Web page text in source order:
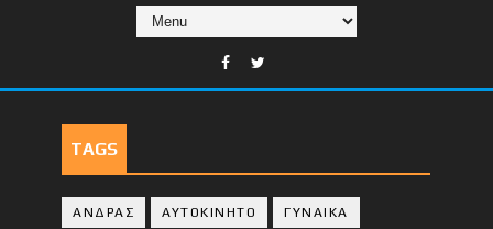
TAGS
ΑΝΔΡΑΣ ΑΥΤΟΚΙΝΗΤΟ ΓΥΝΑΙΚΑ